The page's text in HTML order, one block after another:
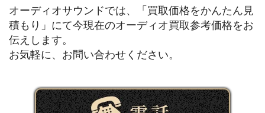
オーディオサウンドでは、「買取価格をかんたん見
積もり」にて今現在のオーディオ買取参考価格をお
伝えします。
お気軽に、お問い合わせください。